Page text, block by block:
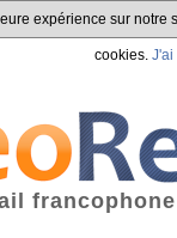
expérience sur
cookies. J'ai